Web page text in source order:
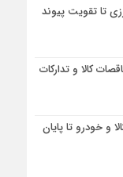
تا تقویت پیوند
کالا و تدارکات
و خودرو تا پایان